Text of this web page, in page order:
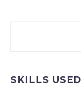
SKILLS USED